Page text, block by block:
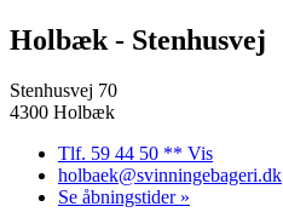
Holbæk - Stenhusvej
Stenhusvej 70
4300 Holbæk
Tlf. 59 44 50 ** Vis
holbaek@svinningebageri.dk
Se åbningstider »